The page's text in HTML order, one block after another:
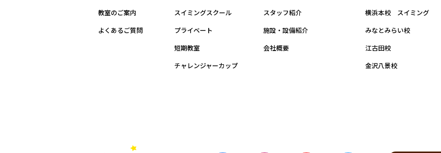
教室のご案内
よくあるご質問
スイミングスクール
プライベート
短期教室
チャレンジャーカップ
スタッフ紹介
施設・設備紹介
会社概要
横浜本校 スイミング
みなとみらい校
江古田校
金沢八景校